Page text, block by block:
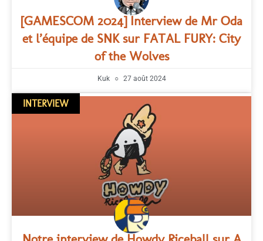
[GAMESCOM 2024] Interview de Mr Oda
et l’équipe de SNK sur FATAL FURY: City
of the Wolves
Kuk 27 août 2024
INTERVIEW